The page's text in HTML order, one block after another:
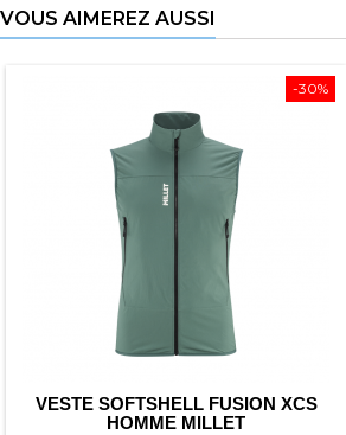
VOUS AIMEREZ AUSSI
-30%
VESTE SOFTSHELL FUSION XCS
HOMME MILLET